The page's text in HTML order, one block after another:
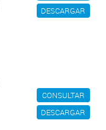
DESCARGAR
CONSULTAR
DESCARGAR